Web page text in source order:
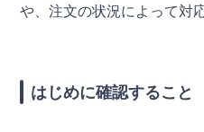
や、注文の状況によって対
はじめに確認すること